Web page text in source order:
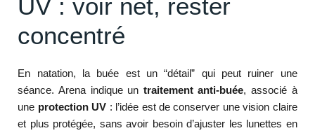
UV : voir net, rester
concentré
En natation, la buée est un “détail” qui peut ruiner une
séance. Arena indique un traitement anti-buée, associé à
une protection UV : l’idée est de conserver une vision claire
et plus protégée, sans avoir besoin d’ajuster les lunettes en